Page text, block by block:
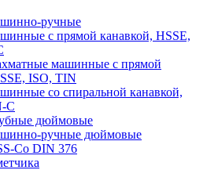
ручные
с прямой канавкой, HSSE,
машинные с прямой
ISO, TIN
со спиральной канавкой,
C
дюймовые
ручные дюймовые
Co DIN 376